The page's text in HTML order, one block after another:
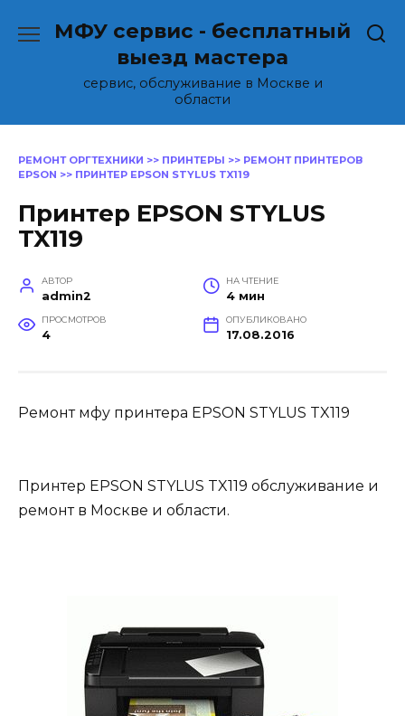
МФУ сервис - бесплатный
выезд мастера
сервис, обслуживание в Москве и
области
РЕМОНТ ОРГТЕХНИКИ >> ПРИНТЕРЫ >> РЕМОНТ ПРИНТЕРОВ
EPSON >> ПРИНТЕР EPSON STYLUS TX119
Принтер EPSON STYLUS
TX119
АВТОР
admin2
НА ЧТЕНИЕ
4 мин
ПРОСМОТРОВ
4
ОПУБЛИКОВАНО
17.08.2016
Ремонт мфу принтера EPSON STYLUS TX119
Принтер EPSON STYLUS TX119 обслуживание и
ремонт в Москве и области.